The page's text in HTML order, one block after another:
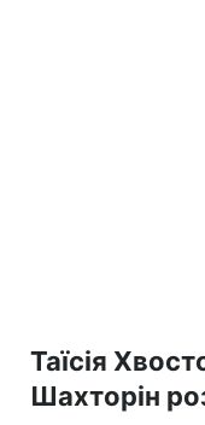
Таїсія
Шахторін